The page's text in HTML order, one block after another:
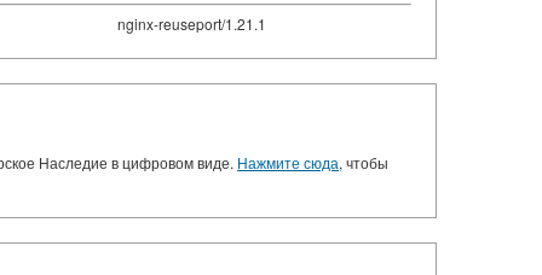
nginx-reuseport/1.21.1
Наследие в цифровом виде. Нажмите сюда, чтобы